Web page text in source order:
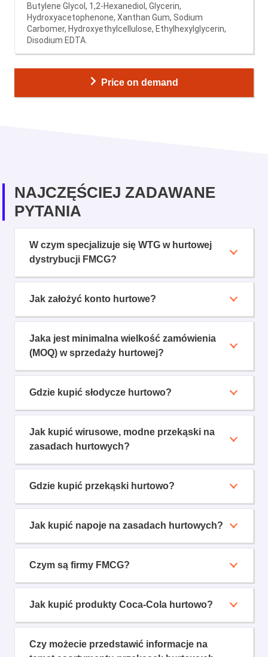
Butylene Glycol, 1,2-Hexanediol, Glycerin,
Hydroxyacetophenone, Xanthan Gum, Sodium
Carbomer, Hydroxyethylcellulose, Ethylhexylglycerin,
Disodium EDTA.
Price on demand
NAJCZĘŚCIEJ ZADAWANE
PYTANIA
W czym specjalizuje się WTG w hurtowej
dystrybucji FMCG?
Jak założyć konto hurtowe?
Jaka jest minimalna wielkość zamówienia
(MOQ) w sprzedaży hurtowej?
Gdzie kupić słodycze hurtowo?
Jak kupić wirusowe, modne przekąski na
zasadach hurtowych?
Gdzie kupić przekąski hurtowo?
Jak kupić napoje na zasadach hurtowych?
Czym są firmy FMCG?
Jak kupić produkty Coca-Cola hurtowo?
Czy możecie przedstawić informacje na